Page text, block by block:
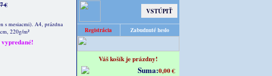
€
s mesiacmi). A4, prázdna
220g/m²
Registrácia Zabudnuté heslo
Váš košík je prázdny!
Suma:0,00 €